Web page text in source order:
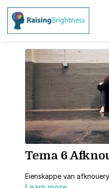
Tema 6
Eienskappe van